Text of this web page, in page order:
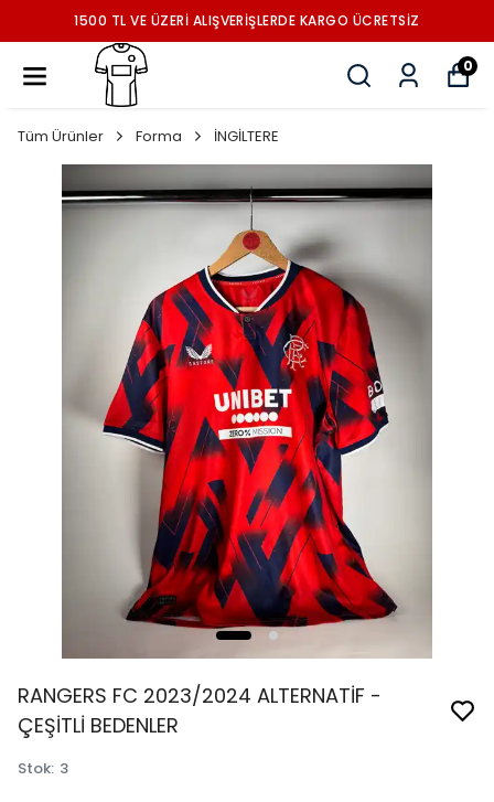
1500 TL VE ÜZERİ ALIŞVERİŞLERDE KARGO ÜCRETSİZ
0
Tüm Ürünler Forma İNGİLTERE
RANGERS FC 2023/2024 ALTERNATİF -
ÇEŞİTLİ BEDENLER
Stok: 3